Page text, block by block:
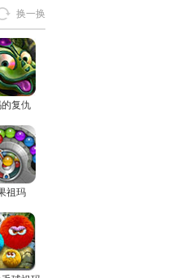
换一换
复仇
祖玛